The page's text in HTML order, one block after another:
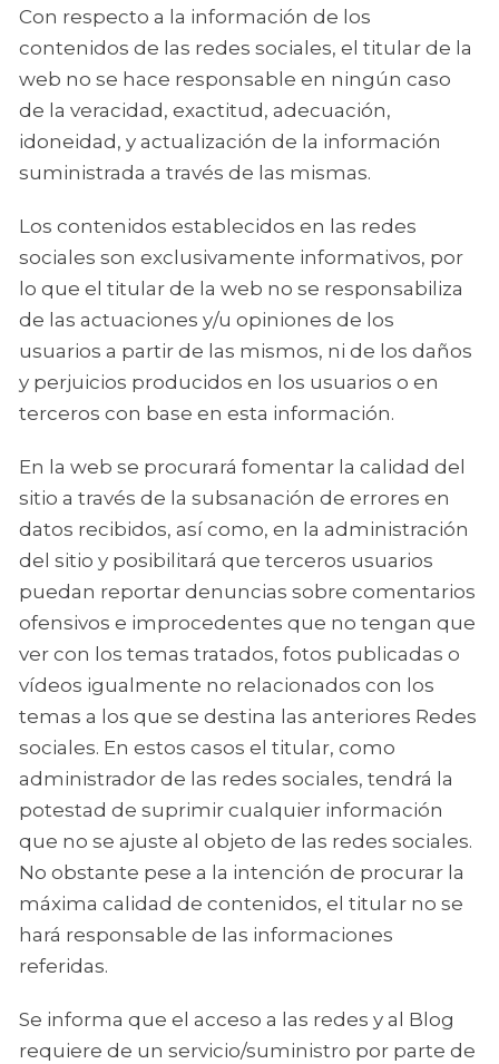
Con respecto a la información de los
contenidos de las redes sociales, el titular de la
web no se hace responsable en ningún caso
de la veracidad, exactitud, adecuación,
idoneidad, y actualización de la información
suministrada a través de las mismas.
Los contenidos establecidos en las redes
sociales son exclusivamente informativos, por
lo que el titular de la web no se responsabiliza
de las actuaciones y/u opiniones de los
usuarios a partir de las mismos, ni de los daños
y perjuicios producidos en los usuarios o en
terceros con base en esta información.
En la web se procurará fomentar la calidad del
sitio a través de la subsanación de errores en
datos recibidos, así como, en la administración
del sitio y posibilitará que terceros usuarios
puedan reportar denuncias sobre comentarios
ofensivos e improcedentes que no tengan que
ver con los temas tratados, fotos publicadas o
vídeos igualmente no relacionados con los
temas a los que se destina las anteriores Redes
sociales. En estos casos el titular, como
administrador de las redes sociales, tendrá la
potestad de suprimir cualquier información
que no se ajuste al objeto de las redes sociales.
No obstante pese a la intención de procurar la
máxima calidad de contenidos, el titular no se
hará responsable de las informaciones
referidas.
Se informa que el acceso a las redes y al Blog
requiere de un servicio/suministro por parte de